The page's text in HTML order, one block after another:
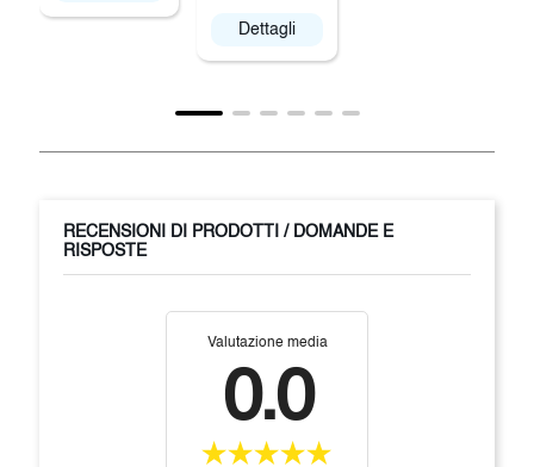
Dettagli
RECENSIONI DI PRODOTTI / DOMANDE E
RISPOSTE
Valutazione media
0.0